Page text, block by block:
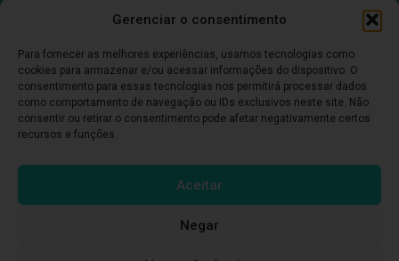
Gerenciar o consentimento
Para fornecer as melhores experiências, usamos tecnologias como
cookies para armazenar e/ou acessar informações do dispositivo. O
consentimento para essas tecnologias nos permitirá processar dados
como comportamento de navegação ou IDs exclusivos neste site. Não
consentir ou retirar o consentimento pode afetar negativamente certos
recursos e funções.
Aceitar
Negar
São José – Aracaju/SE
Horário de Atendimento:
Segunda a Sexta-Feira
9h às 12h | 13h às 16h
DELEGACIA: ITABUNA
Avenida Princesa Isabel, nº 395.
Ed. Itabuna Trade Center, sala 914.
São Caetano – Itabuna (BA)
Horário de Atendimento: